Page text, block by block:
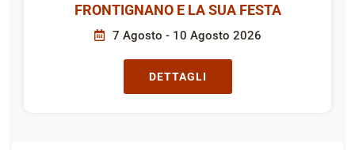
FRONTIGNANO E LA SUA FESTA
7 Agosto - 10 Agosto 2026
DETTAGLI